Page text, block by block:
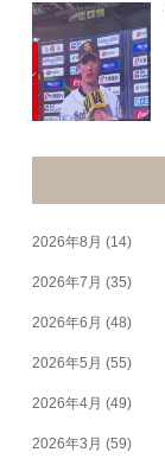
2026年8月 (14)
2026年7月 (35)
2026年6月 (48)
2026年5月 (55)
2026年4月 (49)
2026年3月 (59)